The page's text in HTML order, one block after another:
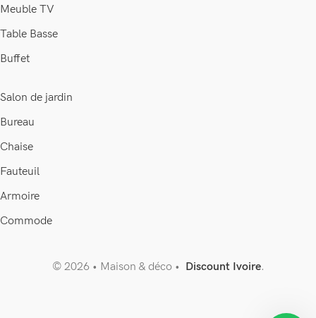
Meuble TV
Table Basse
Buffet
Salon de jardin
Bureau
Chaise
Fauteuil
Armoire
Commode
© 2026 • Maison & déco • Discount Ivoire.